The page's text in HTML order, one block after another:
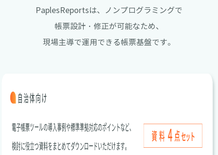
PaplesReportsは、ノンプログラミングで
帳票設計・修正が可能なため、
現場主導で運用できる帳票基盤です。